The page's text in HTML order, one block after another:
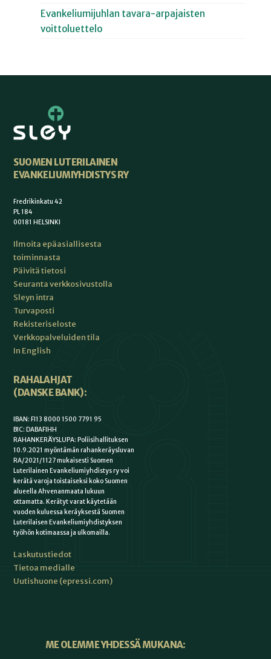
Evankeliumijuhlan tavara-arpajaisten
voittoluettelo
SUOMEN LUTERILAINEN
EVANKELIUMIYHDISTYS RY
Fredrikinkatu 42
PL 184
00181 HELSINKI
Ilmoita epäasiallisesta
toiminnasta
Päivitä tietosi
Seuranta verkkosivustolla
Sleyn intra
Turvaposti
Rekisteriseloste
Verkkopalveluiden tila
In English
RAHALAHJAT
(DANSKE BANK):
IBAN: FI13 8000 1500 7791 95
BIC: DABAFIHH
RAHANKERÄYSLUPA: Poliisihallituksen
10.9.2021 myöntämän rahankeräysluvan
RA/2021/1127 mukaisesti Suomen
Luterilainen Evankeliumiyhdistys ry voi
kerätä varoja toistaiseksi koko Suomen
alueella Ahvenanmaata lukuun
ottamatta. Kerätyt varat käytetään
vuoden kuluessa keräyksestä Suomen
Luterilaisen Evankeliumiyhdistyksen
työhön kotimaassa ja ulkomailla.
Laskutustiedot
Tietoa medialle
Uutishuone (epressi.com)
ME OLEMME YHDESSÄ MUKANA: